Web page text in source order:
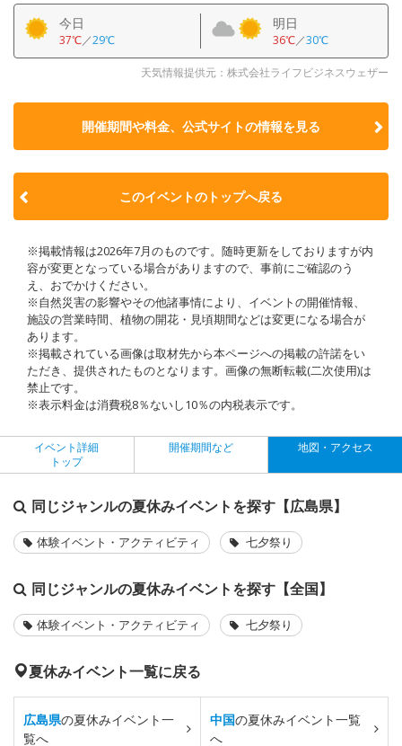
今日
37℃／29℃
明日
36℃／30℃
天気情報提供元：株式会社ライフビジネスウェザー
開催期間や料金、公式サイトの情報を見る
このイベントのトップへ戻る
※掲載情報は2026年7月のものです。随時更新をしておりますが内
容が変更となっている場合がありますので、事前にご確認のう
え、おでかけください。
※自然災害の影響やその他諸事情により、イベントの開催情報、
施設の営業時間、植物の開花・見頃期間などは変更になる場合が
あります。
※掲載されている画像は取材先から本ページへの掲載の許諾をい
ただき、提供されたものとなります。画像の無断転載(二次使用)は
禁止です。
※表示料金は消費税8％ないし10％の内税表示です。
イベント詳細
トップ
開催期間など 地図・アクセス
同じジャンルの夏休みイベントを探す【広島県】
体験イベント・アクティビティ 七夕祭り
同じジャンルの夏休みイベントを探す【全国】
体験イベント・アクティビティ 七夕祭り
夏休みイベント一覧に戻る
広島県の夏休みイベント一
覧へ
中国の夏休みイベント一覧
へ